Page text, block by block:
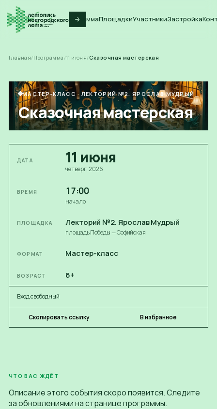
ПрограммаПлощадкиУчастникиЗастройка
Главная/Программа /11 июня/Сказочная мастерская
МАСТЕР-КЛАСС · ЛЕКТОРИЙ №2. ЯРОСЛАВ МУДРЫЙ
Сказочная мастерская
ЧТО ВАС ЖДЁТ
Описание этого события скоро появится. Следите
за обновлениями настранице программы.
ДАТА 11 июня
четверг, 2026
ВРЕМЯ 17:00
начало
ПЛОЩАДКА Лекторий №2. Ярослав Мудрый
площадь Победы — Софийская
ФОРМАТ Мастер-класс
ВОЗРАСТ 6+
Вход свободный
Скопировать ссылку В избранное